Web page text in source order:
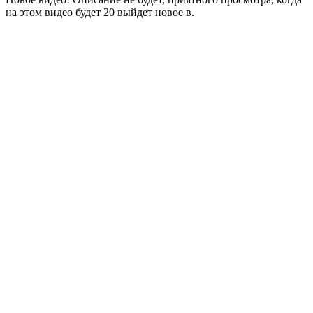
на этом видео будет 20 выйдет новое в.